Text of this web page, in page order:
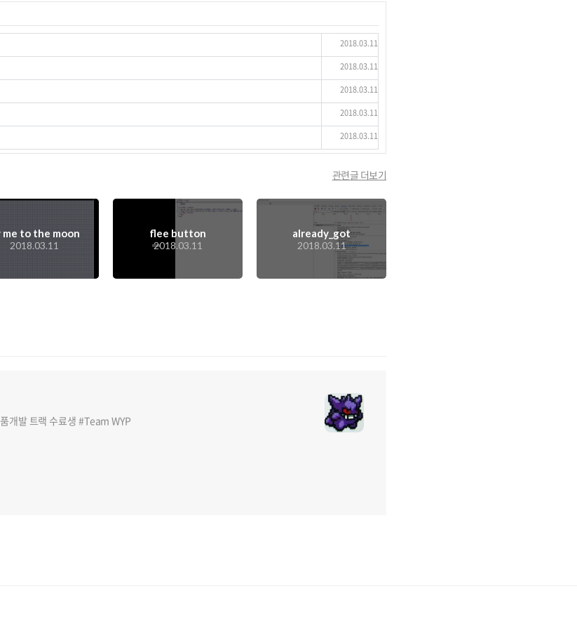
2018.03.11
2018.03.11
2018.03.11
2018.03.11
2018.03.11
관련글 더보기
me to the moon
2018.03.11
flee button
2018.03.11
already_got
2018.03.11
개발 트랙 수료생 #Team WYP